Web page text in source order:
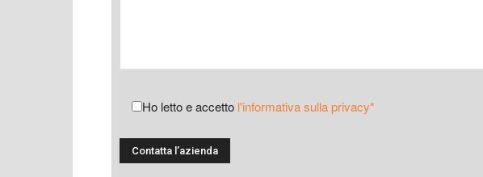
Ho letto e accetto l'informativa sulla privacy*